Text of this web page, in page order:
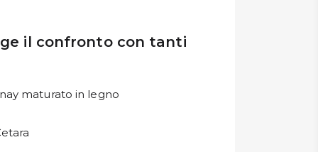
il confronto con tanti
maturato in legno